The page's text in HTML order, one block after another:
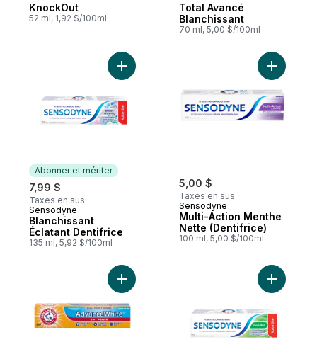
KnockOut
52 ml, 1,92 $/100ml
Total Avancé
Blanchissant
70 ml, 5,00 $/100ml
Abonner et mériter
7,99 $
Taxes en sus
Abonner et mériter
Sensodyne
Blanchissant
Éclatant Dentifrice
135 ml, 5,92 $/100ml
Ajouter Blanchissant Éclatant Dentifrice
5,00 $
Taxes en sus
Sensodyne
Multi-Action Menthe
Nette (Dentifrice)
100 ml, 5,00 $/100ml
Ajouter
Ajouter Dentifrice Advance White à triple
Ajouter